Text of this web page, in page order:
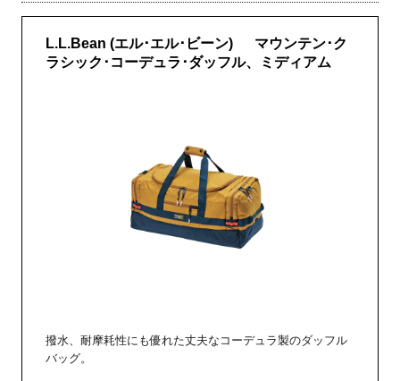
L.L.Bean (エル･エル･ビーン) マウンテン･ク
ラシック･コーデュラ･ダッフル、ミディアム
撥水、耐摩耗性にも優れた丈夫なコーデュラ製のダッフル
バッグ。